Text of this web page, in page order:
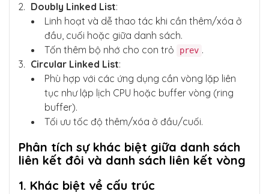
Doubly Linked List:
Linh hoạt và dễ thao tác khi cần thêm/xóa ở
đầu, cuối hoặc giữa danh sách.
Tốn thêm bộ nhớ cho con trỏ
prev .
Circular Linked List:
Phù hợp với các ứng dụng cần vòng lặp liên
tục như lập lịch CPU hoặc buffer vòng (ring
buffer).
Tối ưu tốc độ thêm/xóa ở đầu/cuối.
Phân tích sự khác biệt giữa danh sách
liên kết đôi và danh sách liên kết vòng
1. Khác biệt về cấu trúc